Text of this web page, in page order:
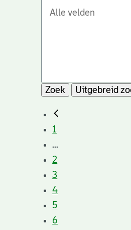
Zoek
Uitgebreid
1
...
2
3
4
5
6